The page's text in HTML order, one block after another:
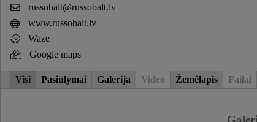
russobalt@russobalt.lv
www.russobalt.lv
Waze
Google maps
Visi Pasiūlymai Galerija Video Žemėlapis Failai